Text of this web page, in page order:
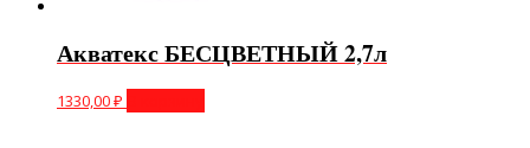
Акватекс БЕСЦВЕТНЫЙ 2,7л
1330,00₽